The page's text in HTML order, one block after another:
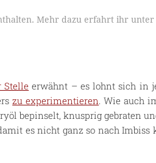
Mehr dazu erfahrt ihr unter
Stelle erwähnt – es lohnt sich in
zu experimentieren. Wie auch
bepinselt, knusprig gebraten
es nicht ganz so nach Imbiss